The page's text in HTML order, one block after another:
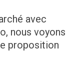
avec
nous voyons
proposition